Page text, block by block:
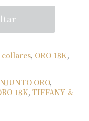
collares, ORO 18K,
ORO,
18K, TIFFANY &